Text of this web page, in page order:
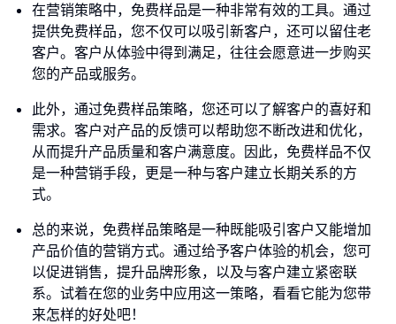
在营销策略中，免费样品是一种非常有效的工具。通过
提供免费样品，您不仅可以吸引新客户，还可以留住老
客户。客户从体验中得到满足，往往会愿意进一步购买
您的产品或服务。
此外，通过免费样品策略，您还可以了解客户的喜好和
需求。客户对产品的反馈可以帮助您不断改进和优化，
从而提升产品质量和客户满意度。因此，免费样品不仅
是一种营销手段，更是一种与客户建立长期关系的方
式。
总的来说，免费样品策略是一种既能吸引客户又能增加
产品价值的营销方式。通过给予客户体验的机会，您可
以促进销售，提升品牌形象，以及与客户建立紧密联
系。试着在您的业务中应用这一策略，看看它能为您带
来怎样的好处吧！